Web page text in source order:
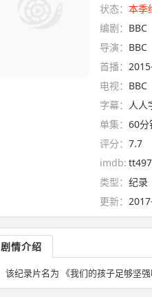
状态： 本季
编剧： BBC
导演： BBC
首播：
电视： BBC
字幕： 人人
单集： 60分
评分： 7.7
imdb:
类型： 纪录
更新：
剧情介绍
该纪录片名为 《我们的孩子足够坚